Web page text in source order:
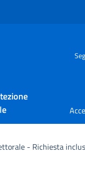
- Richiesta